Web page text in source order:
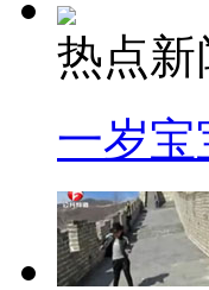
热点新
一岁